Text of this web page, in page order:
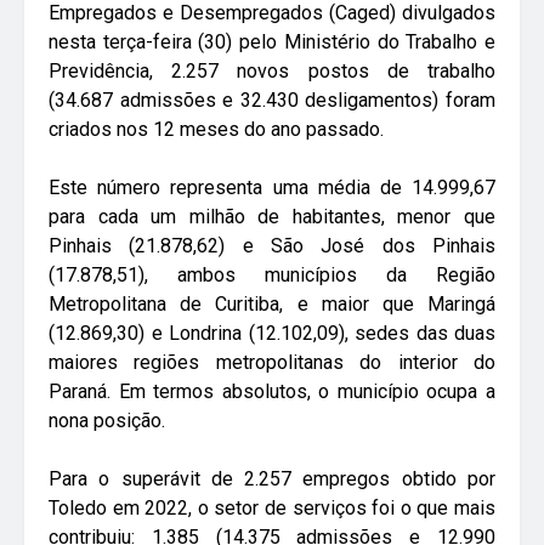
Empregados e Desempregados (Caged) divulgados
nesta terça-feira (30) pelo Ministério do Trabalho e
Previdência, 2.257 novos postos de trabalho
(34.687 admissões e 32.430 desligamentos) foram
criados nos 12 meses do ano passado.
Este número representa uma média de 14.999,67
para cada um milhão de habitantes, menor que
Pinhais (21.878,62) e São José dos Pinhais
(17.878,51), ambos municípios da Região
Metropolitana de Curitiba, e maior que Maringá
(12.869,30) e Londrina (12.102,09), sedes das duas
maiores regiões metropolitanas do interior do
Paraná. Em termos absolutos, o município ocupa a
nona posição.
Para o superávit de 2.257 empregos obtido por
Toledo em 2022, o setor de serviços foi o que mais
contribuiu: 1.385 (14.375 admissões e 12.990